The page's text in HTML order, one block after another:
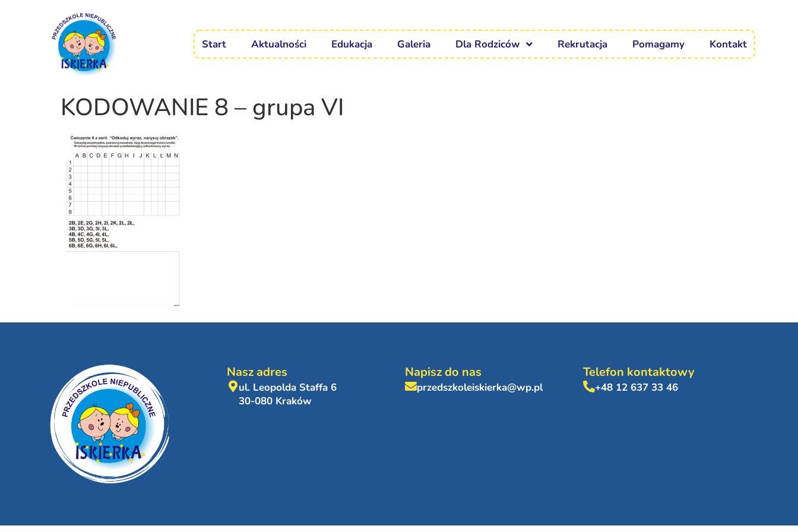
Start Aktualności Edukacja Galeria Dla Rodziców Rekrutacja Pomagamy Kontakt
KODOWANIE 8 – grupa VI
Nasz adres
ul. Leopolda Staffa 6
30-080 Kraków
Napisz do nas
przedszkoleiskierka@wp.pl
Telefon kontaktowy
+48 12 637 33 46